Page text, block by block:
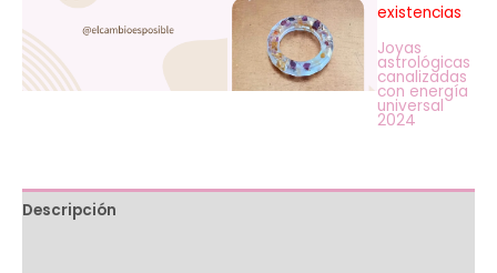
existencias
Joyas
astrológicas
canalizadas
con energía
universal
2024
Descripción